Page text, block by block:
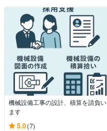
機械設備工事の設計、積算を請負い
ます
5.0(7)